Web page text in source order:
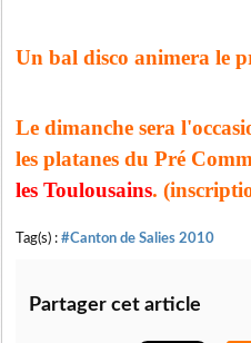
Un bal disco animera le
Le dimanche sera
les platanes du Pré
les Toulousains.
Tag(s) : #Canton de Salies 2010
Partager cet article